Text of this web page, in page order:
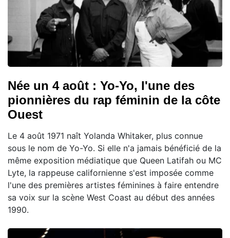
Née un 4 août : Yo-Yo, l'une des
pionnières du rap féminin de la côte
Ouest
Le 4 août 1971 naît Yolanda Whitaker, plus connue
sous le nom de Yo-Yo. Si elle n'a jamais bénéficié de la
même exposition médiatique que Queen Latifah ou MC
Lyte, la rappeuse californienne s'est imposée comme
l'une des premières artistes féminines à faire entendre
sa voix sur la scène West Coast au début des années
1990.